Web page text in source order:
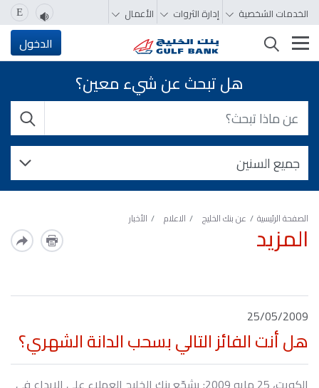
الخدمات الشخصية إدارة الثروات الأعمال E
تغيير التصفّح الدخول
هل تبحث عن شيء معين؟
الصفحة الرئيسية عن بنك الخليج الاعلام الأخبار
المزيد
25/05/2009
هل أنت الفائز التالي بسحب الدانة الشهري؟